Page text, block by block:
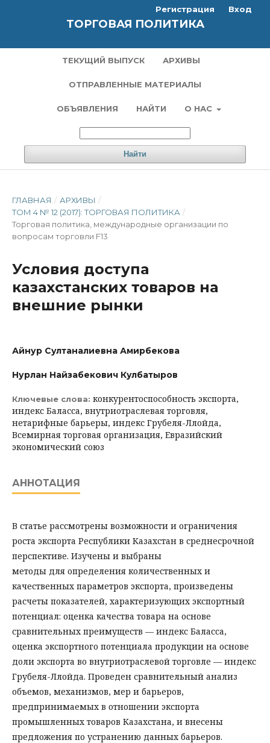
ТОРГОВАЯ ПОЛИТИКА
ТЕКУЩИЙ ВЫПУСК АРХИВЫ
ОТПРАВЛЕННЫЕ МАТЕРИАЛЫ
ОБЪЯВЛЕНИЯ НАЙТИ О НАС
Найти
Регистрация Вход
ГЛАВНАЯ / АРХИВЫ /
ТОМ 4 № 12 (2017): ТОРГОВАЯ ПОЛИТИКА /
Торговая политика, международные организации по
вопросам торговли F13
Условия доступа
казахстанских товаров на
внешние рынки
Айнур Султаналиевна Амирбекова
Нурлан Найзабекович Кулбатыров
Ключевые слова: конкурентоспособность экспорта,
индекс Баласса, внутриотраслевая торговля,
нетарифные барьеры, индекс Грубеля-Ллойда,
Всемирная торговая организация, Евразийский
экономический союз
АННОТАЦИЯ
В статье рассмотрены возможности и ограничения
роста экспорта Республики Казахстан в среднесрочной
перспективе. Изучены и выбраны
методы для определения количественных и
качественных параметров экспорта, произведены
расчеты показателей, характеризующих экспортный
потенциал: оценка качества товара на основе
сравнительных преимуществ — индекс Баласса,
оценка экспортного потенциала продукции на основе
доли экспорта во внутриотраслевой торговле — индекс
Грубеля-Ллойда. Проведен сравнительный анализ
объемов, механизмов, мер и барьеров,
предпринимаемых в отношении экспорта
промышленных товаров Казахстана, и внесены
предложения по устранению данных барьеров.